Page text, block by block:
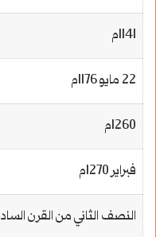
1141م
22 مايو 1176م
1260م
فبراير 1270م
النصف الثاني من القرن